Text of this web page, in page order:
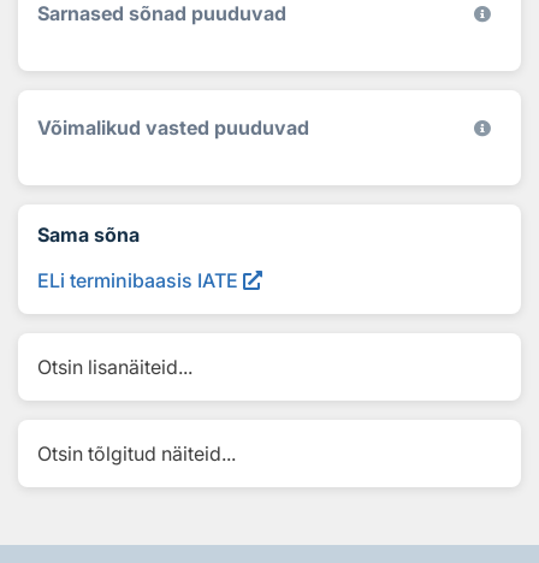
Sarnased sõnad puuduvad
Võimalikud vasted puuduvad
Sama sõna
ELi terminibaasis IATE
Otsin lisanäiteid...
Otsin tõlgitud näiteid...